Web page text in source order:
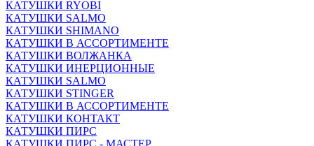
КАТУШКИ RYOBI
КАТУШКИ SALMO
КАТУШКИ SHIMANO
КАТУШКИ В АССОРТИМЕНТЕ
КАТУШКИ ВОЛЖАНКА
КАТУШКИ ИНЕРЦИОННЫЕ
КАТУШКИ SALMO
КАТУШКИ STINGER
КАТУШКИ В АССОРТИМЕНТЕ
КАТУШКИ КОНТАКТ
КАТУШКИ ПИРС
КАТУШКИ ПИРС - МАСТЕР